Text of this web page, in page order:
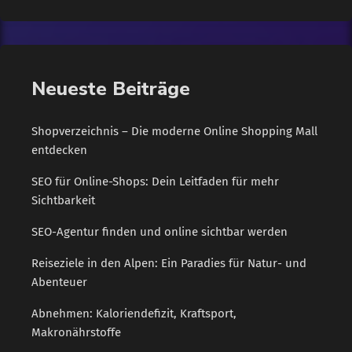
Neueste Beiträge
Shopverzeichnis – Die moderne Online Shopping Mall
entdecken
SEO für Online-Shops: Dein Leitfaden für mehr
Sichtbarkeit
SEO-Agentur finden und online sichtbar werden
Reiseziele in den Alpen: Ein Paradies für Natur- und
Abenteuer
Abnehmen: Kaloriendefizit, Kraftsport,
Makronährstoffe